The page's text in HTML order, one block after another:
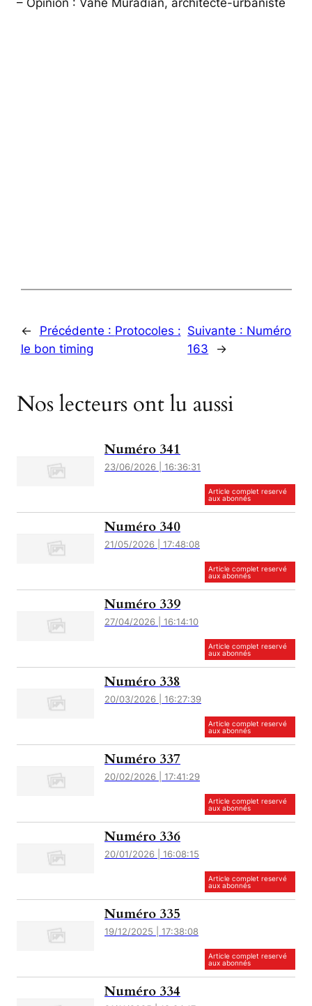
← Précédente : Protocoles :
le bon timing
Suivante : Numéro
163
→
Nos lecteurs ont lu aussi
Numéro 341
23/06/2026 | 16:36:31
Article complet reservé
aux abonnés
Numéro 340
21/05/2026 | 17:48:08
Article complet reservé
aux abonnés
Numéro 339
27/04/2026 | 16:14:10
Article complet reservé
aux abonnés
Numéro 338
20/03/2026 | 16:27:39
Article complet reservé
aux abonnés
Numéro 337
20/02/2026 | 17:41:29
Article complet reservé
aux abonnés
Numéro 336
20/01/2026 | 16:08:15
Article complet reservé
aux abonnés
Numéro 335
19/12/2025 | 17:38:08
Article complet reservé
aux abonnés
Numéro 334